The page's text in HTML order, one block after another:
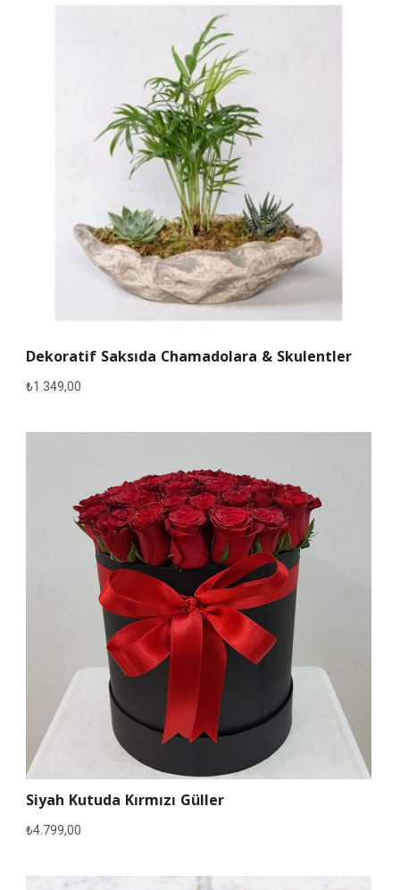
Dekoratif Saksıda Chamadolara & Skulentler
₺1.349,00
Siyah Kutuda Kırmızı Güller
₺4.799,00